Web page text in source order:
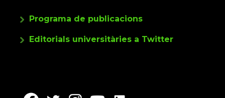
Programa de publicacions
Editorials universitàries a Twitter